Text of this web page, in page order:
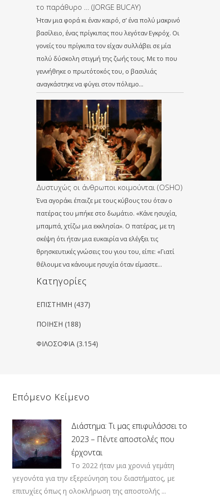
το παράθυρο … (JORGE BUCAY)
Ήταν μια φορά κι έναν καιρό, σ’ ένα πολύ μακρινό
βασίλειο, ένας πρίγκιπας που λεγόταν Εγκρόχ. Οι
γονείς του πρίγκιπα τον είχαν συλλάβει σε μία
πολύ δύσκολη στιγμή της ζωής τους. Με το που
γεννήθηκε ο πρωτότοκός του, ο βασιλιάς
αναγκάστηκε να φύγει στον πόλεμο…
Δυστυχώς οι άνθρωποι κοιμούνται (OSHO)
Ένα αγοράκι έπαιζε με τους κύβους του όταν ο
πατέρας του μπήκε στο δωμάτιο. «Κάνε ησυχία,
μπαμπά, χτίζω μια εκκλησία». Ο πατέρας, με τη
σκέψη ότι ήταν μια ευκαιρία να ελέγξει τις
θρησκευτικές γνώσεις του γιου του, είπε: «Γιατί
θέλουμε να κάνουμε ησυχία όταν είμαστε…
Kατηγορίες
ΕΠΙΣΤΗΜΗ (437)
ΠΟΙΗΣΗ (188)
ΦΙΛΟΣΟΦΙΑ (3.154)
Επόμενο Κείμενο
Διάστημα: Τι μας επιφυλάσσει το
2023 – Πέντε αποστολές που
έρχονται
Το 2022 ήταν μια χρονιά γεμάτη
γεγονότα για την εξερεύνηση του διαστήματος, με
επιτυχίες όπως η ολοκλήρωση της αποστολής ...